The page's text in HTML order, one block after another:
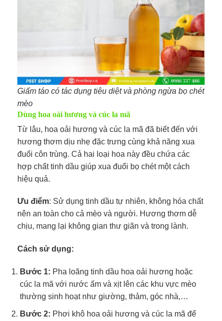
Giấm táo có tác dụng tiêu diệt và phòng ngừa bọ chét
mèo
Dùng hoa oải hương và cúc la mã
Từ lâu, hoa oải hương và cúc la mã đã biết đến với
hương thơm dịu nhẹ đặc trưng cùng khả năng xua
đuổi côn trùng. Cả hai loại hoa này đều chứa các
hợp chất tinh dầu giúp xua đuổi bọ chét một cách
hiệu quả.
Ưu điểm: Sử dụng tinh dầu tự nhiên, không hóa chất
nên an toàn cho cả mèo và người. Hương thơm dễ
chịu, mang lại không gian thư giãn và trong lành.
Cách sử dụng:
Bước 1: Pha loãng tinh dầu hoa oải hương hoặc
cúc la mã với nước ấm và xịt lên các khu vực mèo
thường sinh hoạt như giường, thảm, góc nhà,…
Bước 2: Phơi khô hoa oải hương và cúc la mã để